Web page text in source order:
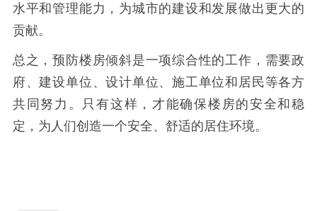
水平和管理能力，为城市的建设和发展做出更大的
贡献。
总之，预防楼房倾斜是一项综合性的工作，需要政
府、建设单位、设计单位、施工单位和居民等各方
共同努力。只有这样，才能确保楼房的安全和稳
定，为人们创造一个安全、舒适的居住环境。